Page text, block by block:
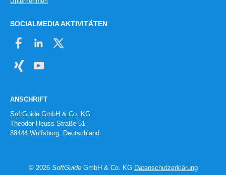
SOCIALMEDIA AKTIVITÄTEN
ANSCHRIFT
SoftGuide GmbH & Co. KG
Theodor-Heuss-Straße 51
38444 Wolfsburg, Deutschland
© 2026 SoftGuideGmbH & Co. KG Datenschutzerklärung